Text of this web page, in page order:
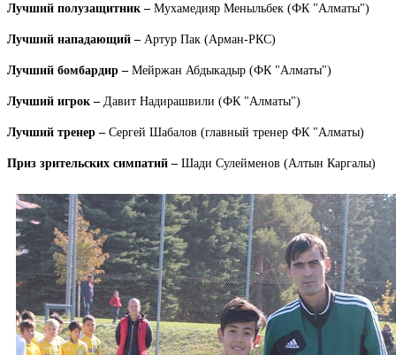
Лучший полузащитник – Мухамедияр Меныльбек (ФК "Алматы")
Лучший нападающий – Артур Пак (Арман-РКС)
Лучший бомбардир – Мейржан Абдыкадыр (ФК "Алматы")
Лучший игрок – Давит Надирашвили (ФК "Алматы")
Лучший тренер – Сергей Шабалов (главный тренер ФК "Алматы)
Приз зрительских симпатий – Шади Сулейменов (Алтын Каргалы)